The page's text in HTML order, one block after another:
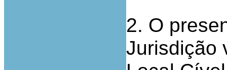
2. O
Jurisdição